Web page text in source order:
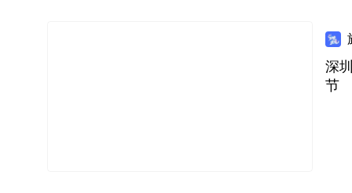
深
节